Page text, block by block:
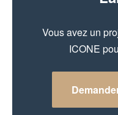
Vous avez un
ICONE